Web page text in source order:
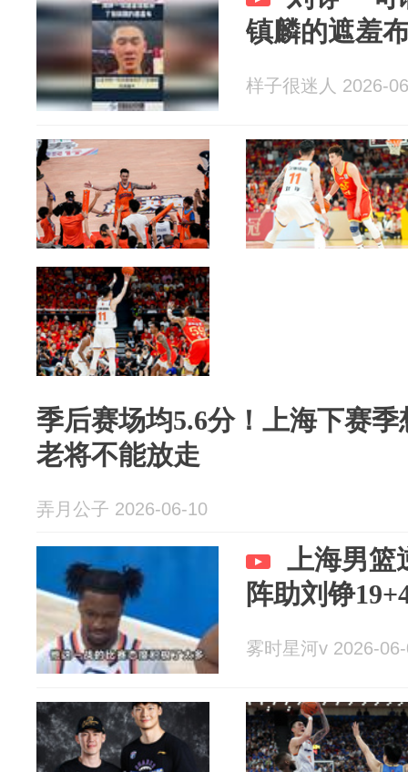
镇麟的遮羞
样子很迷人 2026-
季后赛场均5.6分！上海下赛
老将不能放走
弄月公子 2026-06-10
上海男篮
阵助刘铮
雾时星河v 2026-